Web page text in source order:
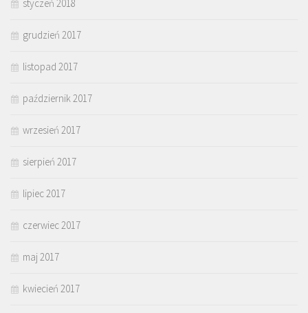
styczeń 2018
grudzień 2017
listopad 2017
październik 2017
wrzesień 2017
sierpień 2017
lipiec 2017
czerwiec 2017
maj 2017
kwiecień 2017